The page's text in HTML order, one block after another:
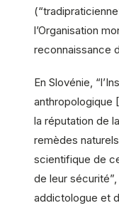
l’Organisation
reconnaissance
En Slovénie,
anthropologique
la réputation de
remèdes
scientifique de
de leur sécurité”,
addictologue et